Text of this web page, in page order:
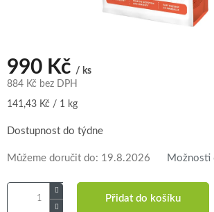
990 Kč / ks
884 Kč bez DPH
Měrná
141,43 Kč / 1 kg
Dostupnost do týdne
Můžeme doručit do: 19.8.2026 Možnosti
Přidat do košíku